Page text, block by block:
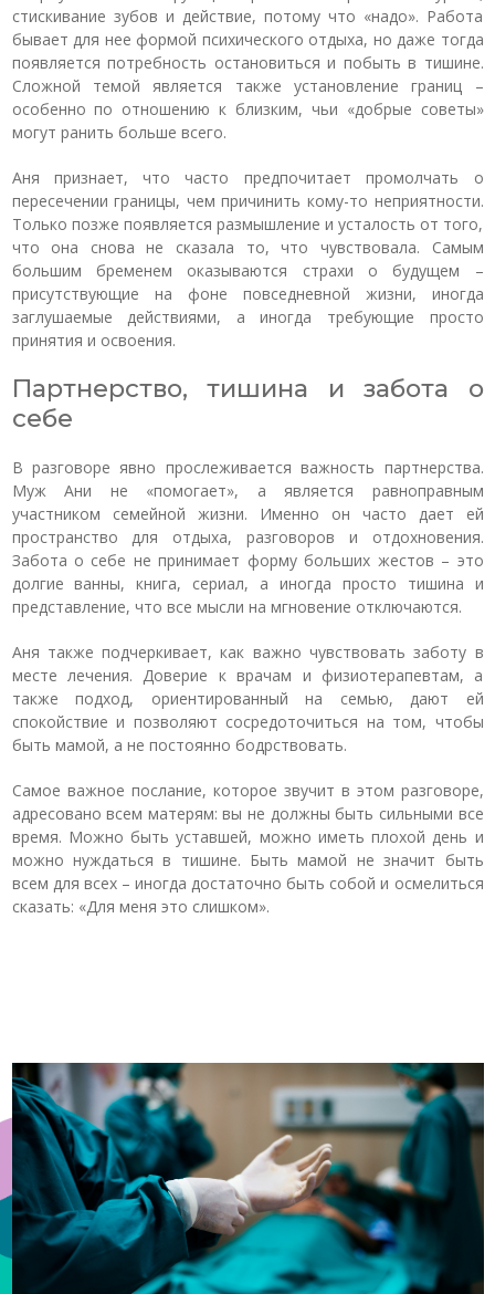
стискивание зубов и действие, потому что «надо». Работа
бывает для нее формой психического отдыха, но даже тогда
появляется потребность остановиться и побыть в тишине.
Сложной темой является также установление границ –
особенно по отношению к близким, чьи «добрые советы»
могут ранить больше всего.
Аня признает, что часто предпочитает промолчать о
пересечении границы, чем причинить кому-то неприятности.
Только позже появляется размышление и усталость от того,
что она снова не сказала то, что чувствовала. Самым
большим бременем оказываются страхи о будущем –
присутствующие на фоне повседневной жизни, иногда
заглушаемые действиями, а иногда требующие просто
принятия и освоения.
Партнерство, тишина и забота о
себе
В разговоре явно прослеживается важность партнерства.
Муж Ани не «помогает», а является равноправным
участником семейной жизни. Именно он часто дает ей
пространство для отдыха, разговоров и отдохновения.
Забота о себе не принимает форму больших жестов – это
долгие ванны, книга, сериал, а иногда просто тишина и
представление, что все мысли на мгновение отключаются.
Аня также подчеркивает, как важно чувствовать заботу в
месте лечения. Доверие к врачам и физиотерапевтам, а
также подход, ориентированный на семью, дают ей
спокойствие и позволяют сосредоточиться на том, чтобы
быть мамой, а не постоянно бодрствовать.
Самое важное послание, которое звучит в этом разговоре,
адресовано всем матерям: вы не должны быть сильными все
время. Можно быть уставшей, можно иметь плохой день и
можно нуждаться в тишине. Быть мамой не значит быть
всем для всех – иногда достаточно быть собой и осмелиться
сказать: «Для меня это слишком».